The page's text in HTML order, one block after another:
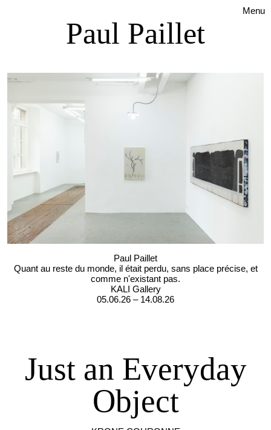
Menu
Paul Paillet
Paul Paillet
Quant au reste du monde, il était perdu, sans place précise, et
comme n'existant pas.
KALI Gallery
05.06.26 – 14.08.26
Just an Everyday
Object